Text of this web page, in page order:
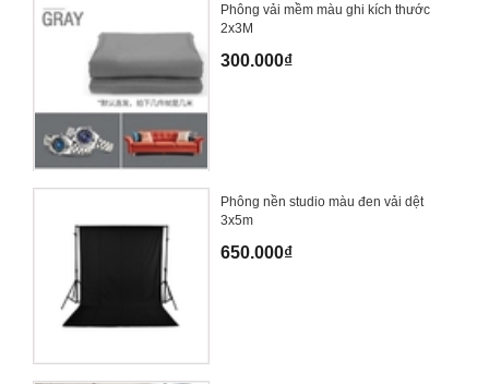
Phông vải mềm màu ghi kích thước
2x3M
300.000₫
Phông nền studio màu đen vải dệt
3x5m
650.000₫